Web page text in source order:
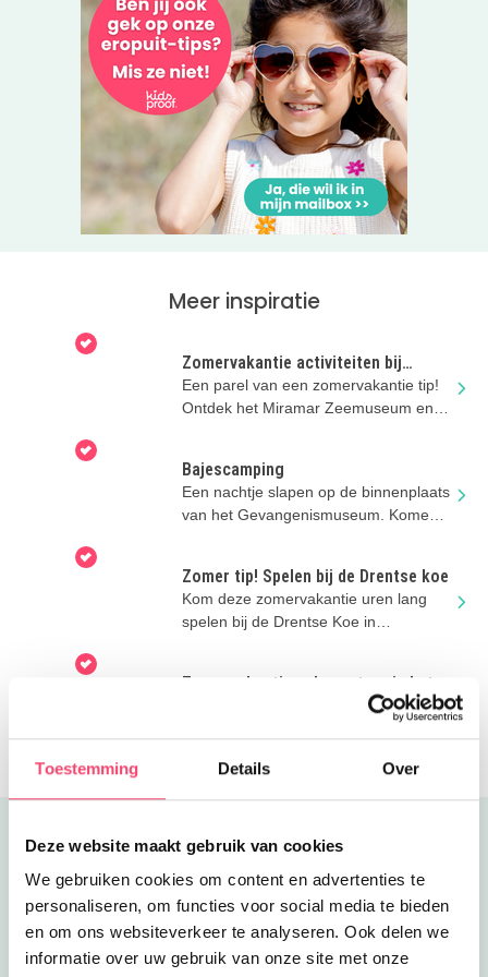
Toestemming Details Over
Deze website maakt gebruik van cookies
We gebruiken cookies om content en advertenties te
personaliseren, om functies voor social media te bieden
en om ons websiteverkeer te analyseren. Ook delen we
informatie over uw gebruik van onze site met onze
Meer inspiratie
Zomervakantie activiteiten bij
Miramar Zeemuseum
Een parel van een zomervakantie tip!
Ontdek het Miramar Zeemuseum en
Bajescamping
Een nachtje slapen op de binnenplaats
van het Gevangenismuseum. Komen
Zomer tip! Spelen bij de Drentse koe
Kom deze zomervakantie uren lang
spelen bij de Drentse Koe in
Zomervakantie vol avontuur in het
Het Gevangenismuseum laat je vrij!
Voor het hele gezin is er van alles te
Uitgelicht